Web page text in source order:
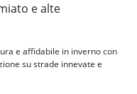
e alte
e affidabile in inverno con
su strade innevate e